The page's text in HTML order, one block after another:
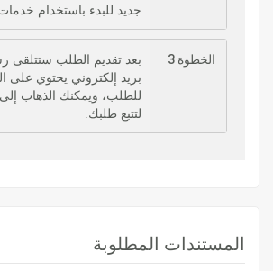
جديد للبدء باستخدام
الخطوة 3
بعد تقديم الطلب ستتلقى
بريد إلكتروني يحتوي على
للطلب، ويمكنك الذهاب
لتتبع طلبك.
المستندات المطلوبة